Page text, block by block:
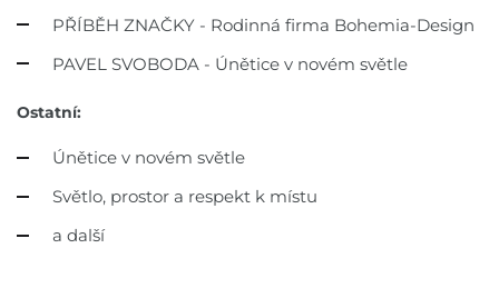
PŘÍBĚH ZNAČKY - Rodinná firma Bohemia-Design
PAVEL SVOBODA - Únětice v novém světle
Ostatní:
Únětice v novém světle
Světlo, prostor a respekt k místu
a další